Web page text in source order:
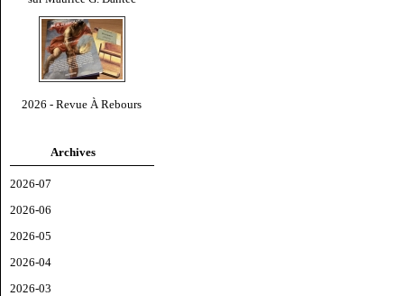
2026 - Revue À Rebours
Archives
2026-07
2026-06
2026-05
2026-04
2026-03